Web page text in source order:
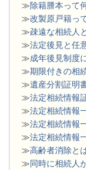
≫除籍謄本って
≫改製原戸籍っ
≫疎遠な相続人
≫法定後見と任
≫成年後見制度
≫期限付きの相
≫遺産分割証明
≫法定相続情報
≫法定相続情報
≫法定相続情報
≫法定相続情報
≫高齢者消除と
≫同時に相続人